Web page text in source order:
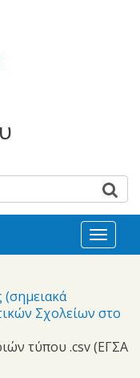
Toggle
Σχολείων στο
τύπου .csv (ΕΓΣΑ